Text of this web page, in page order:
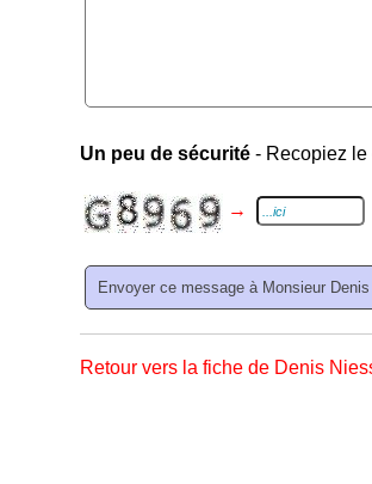
Un peu de sécurité - Recopiez le
→
Retour vers la fiche de Denis